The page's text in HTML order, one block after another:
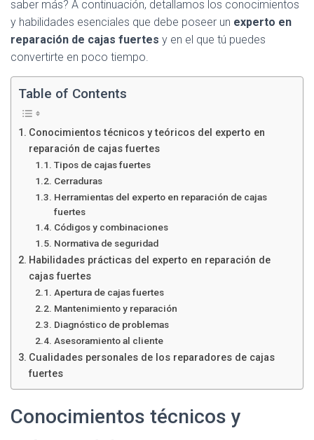
saber más? A continuación, detallamos los conocimientos
y habilidades esenciales que debe poseer un experto en
reparación de cajas fuertes y en el que tú puedes
convertirte en poco tiempo.
Table of Contents
Conocimientos técnicos y teóricos del experto en
reparación de cajas fuertes
Tipos de cajas fuertes
Cerraduras
Herramientas del experto en reparación de cajas
fuertes
Códigos y combinaciones
Normativa de seguridad
Habilidades prácticas del experto en reparación de
cajas fuertes
Apertura de cajas fuertes
Mantenimiento y reparación
Diagnóstico de problemas
Asesoramiento al cliente
Cualidades personales de los reparadores de cajas
fuertes
Conocimientos técnicos y